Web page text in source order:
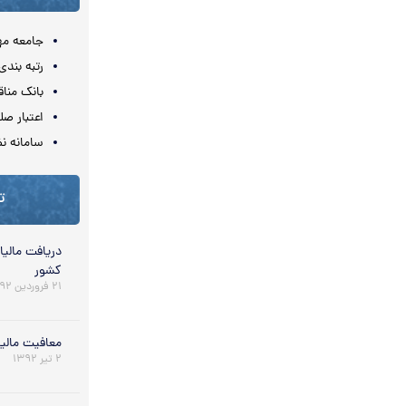
جامعه
رتبه
بانک
اعتبار
سامانه
کشور
۲۱ فروردین ۱۳۹۲
معافیت
۲ تیر ۱۳۹۲